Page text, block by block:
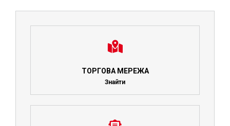
ТОРГОВА МЕРЕЖА
Знайти